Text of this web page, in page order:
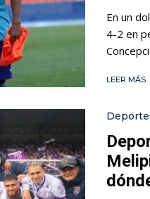
En un
4-2 en
LEER MÁS